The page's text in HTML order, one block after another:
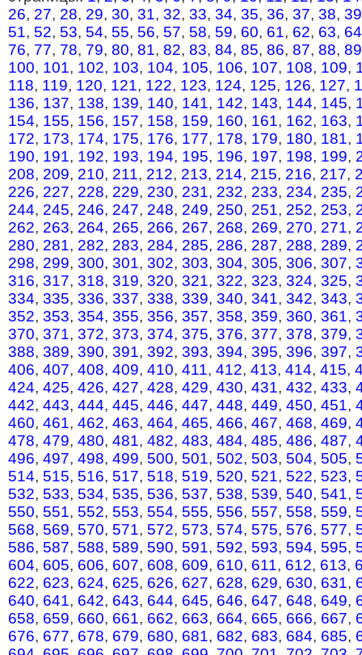
26, 27, 28, 29, 30, 31, 32, 33, 34, 35, 36, 37, 38, 39
51, 52, 53, 54, 55, 56, 57, 58, 59, 60, 61, 62, 63, 64
76, 77, 78, 79, 80, 81, 82, 83, 84, 85, 86, 87, 88, 89
100, 101, 102, 103, 104, 105, 106, 107, 108, 109,
118, 119, 120, 121, 122, 123, 124, 125, 126, 127,
136, 137, 138, 139, 140, 141, 142, 143, 144, 145,
154, 155, 156, 157, 158, 159, 160, 161, 162, 163,
172, 173, 174, 175, 176, 177, 178, 179, 180, 181,
190, 191, 192, 193, 194, 195, 196, 197, 198, 199,
208, 209, 210, 211, 212, 213, 214, 215, 216, 217,
226, 227, 228, 229, 230, 231, 232, 233, 234, 235,
244, 245, 246, 247, 248, 249, 250, 251, 252, 253,
262, 263, 264, 265, 266, 267, 268, 269, 270, 271,
280, 281, 282, 283, 284, 285, 286, 287, 288, 289,
298, 299, 300, 301, 302, 303, 304, 305, 306, 307,
316, 317, 318, 319, 320, 321, 322, 323, 324, 325,
334, 335, 336, 337, 338, 339, 340, 341, 342, 343,
352, 353, 354, 355, 356, 357, 358, 359, 360, 361,
370, 371, 372, 373, 374, 375, 376, 377, 378, 379,
388, 389, 390, 391, 392, 393, 394, 395, 396, 397,
406, 407, 408, 409, 410, 411, 412, 413, 414, 415,
424, 425, 426, 427, 428, 429, 430, 431, 432, 433,
442, 443, 444, 445, 446, 447, 448, 449, 450, 451,
460, 461, 462, 463, 464, 465, 466, 467, 468, 469,
478, 479, 480, 481, 482, 483, 484, 485, 486, 487,
496, 497, 498, 499, 500, 501, 502, 503, 504, 505,
514, 515, 516, 517, 518, 519, 520, 521, 522, 523,
532, 533, 534, 535, 536, 537, 538, 539, 540, 541,
550, 551, 552, 553, 554, 555, 556, 557, 558, 559,
568, 569, 570, 571, 572, 573, 574, 575, 576, 577,
586, 587, 588, 589, 590, 591, 592, 593, 594, 595,
604, 605, 606, 607, 608, 609, 610, 611, 612, 613,
622, 623, 624, 625, 626, 627, 628, 629, 630, 631,
640, 641, 642, 643, 644, 645, 646, 647, 648, 649,
658, 659, 660, 661, 662, 663, 664, 665, 666, 667,
676, 677, 678, 679, 680, 681, 682, 683, 684, 685,